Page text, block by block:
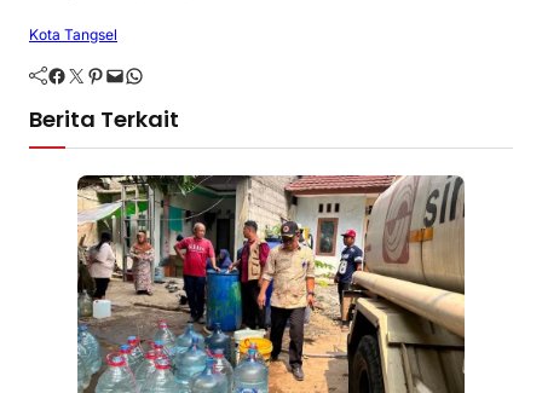
Kota Tangsel
Facebook Twitter Pinterest Mail WhatsApp
Berita Terkait